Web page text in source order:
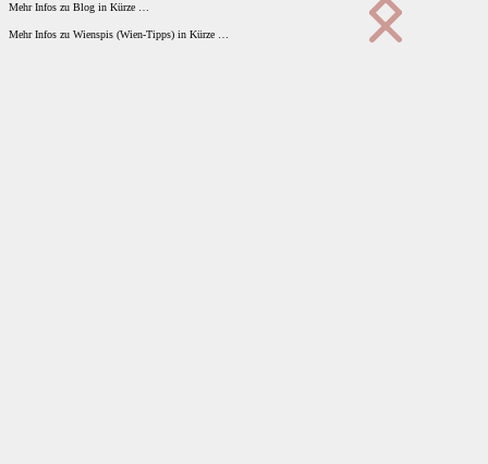
Mehr Infos zu Blog in Kürze …
Mehr Infos zu Wienspis (Wien-Tipps) in Kürze …